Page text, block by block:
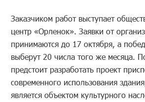
Заказчиком работ выступает
центр «Орленок». Заявки от
принимаются до 17 октября, а
выберут 20 числа того же месяца.
предстоит разработать проект
современного использования
является объектом культурного